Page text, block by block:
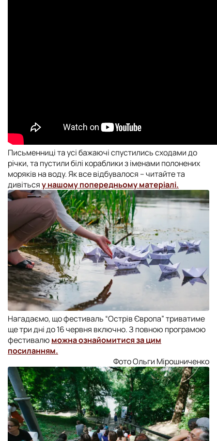
Письменниці та усі бажаючі спустились сходами до
річки, та пустили білі кораблики з іменами полонених
моряків на воду. Як все відбувалося – читайте та
дивітьсяу нашому попередньому матеріалі.
Нагадаємо, що фестиваль “Острів Європа” триватиме
ще три дні до 16 червня включно. З повною програмою
фестивалю можна ознайомитися за цим
посиланням.
Фото Ольги Мірошниченко